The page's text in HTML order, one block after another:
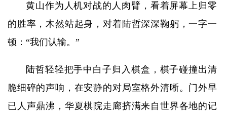
黄山作为人机对战的人肉臂，看着屏幕上归零
的胜率，木然站起身，对着陆哲深深鞠躬，一字一
顿：“我们认输。”
陆哲轻轻把手中白子归入棋盒，棋子碰撞出清
脆细碎的声响，在安静的对局室格外清晰。门外早
已人声鼎沸，华夏棋院走廊挤满来自世界各地的记